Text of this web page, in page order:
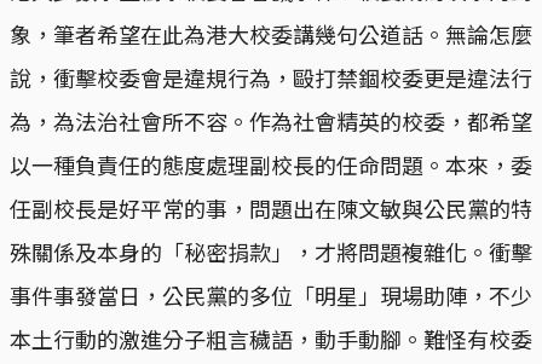
象，筆者希望在此為港大校委講幾句公道話。無論怎麼
說，衝擊校委會是違規行為，毆打禁錮校委更是違法行
為，為法治社會所不容。作為社會精英的校委，都希望
以一種負責任的態度處理副校長的任命問題。本來，委
任副校長是好平常的事，問題出在陳文敏與公民黨的特
殊關係及本身的「秘密捐款」，才將問題複雜化。衝擊
事件事發當日，公民黨的多位「明星」現場助陣，不少
本土行動的激進分子粗言穢語，動手動腳。難怪有校委